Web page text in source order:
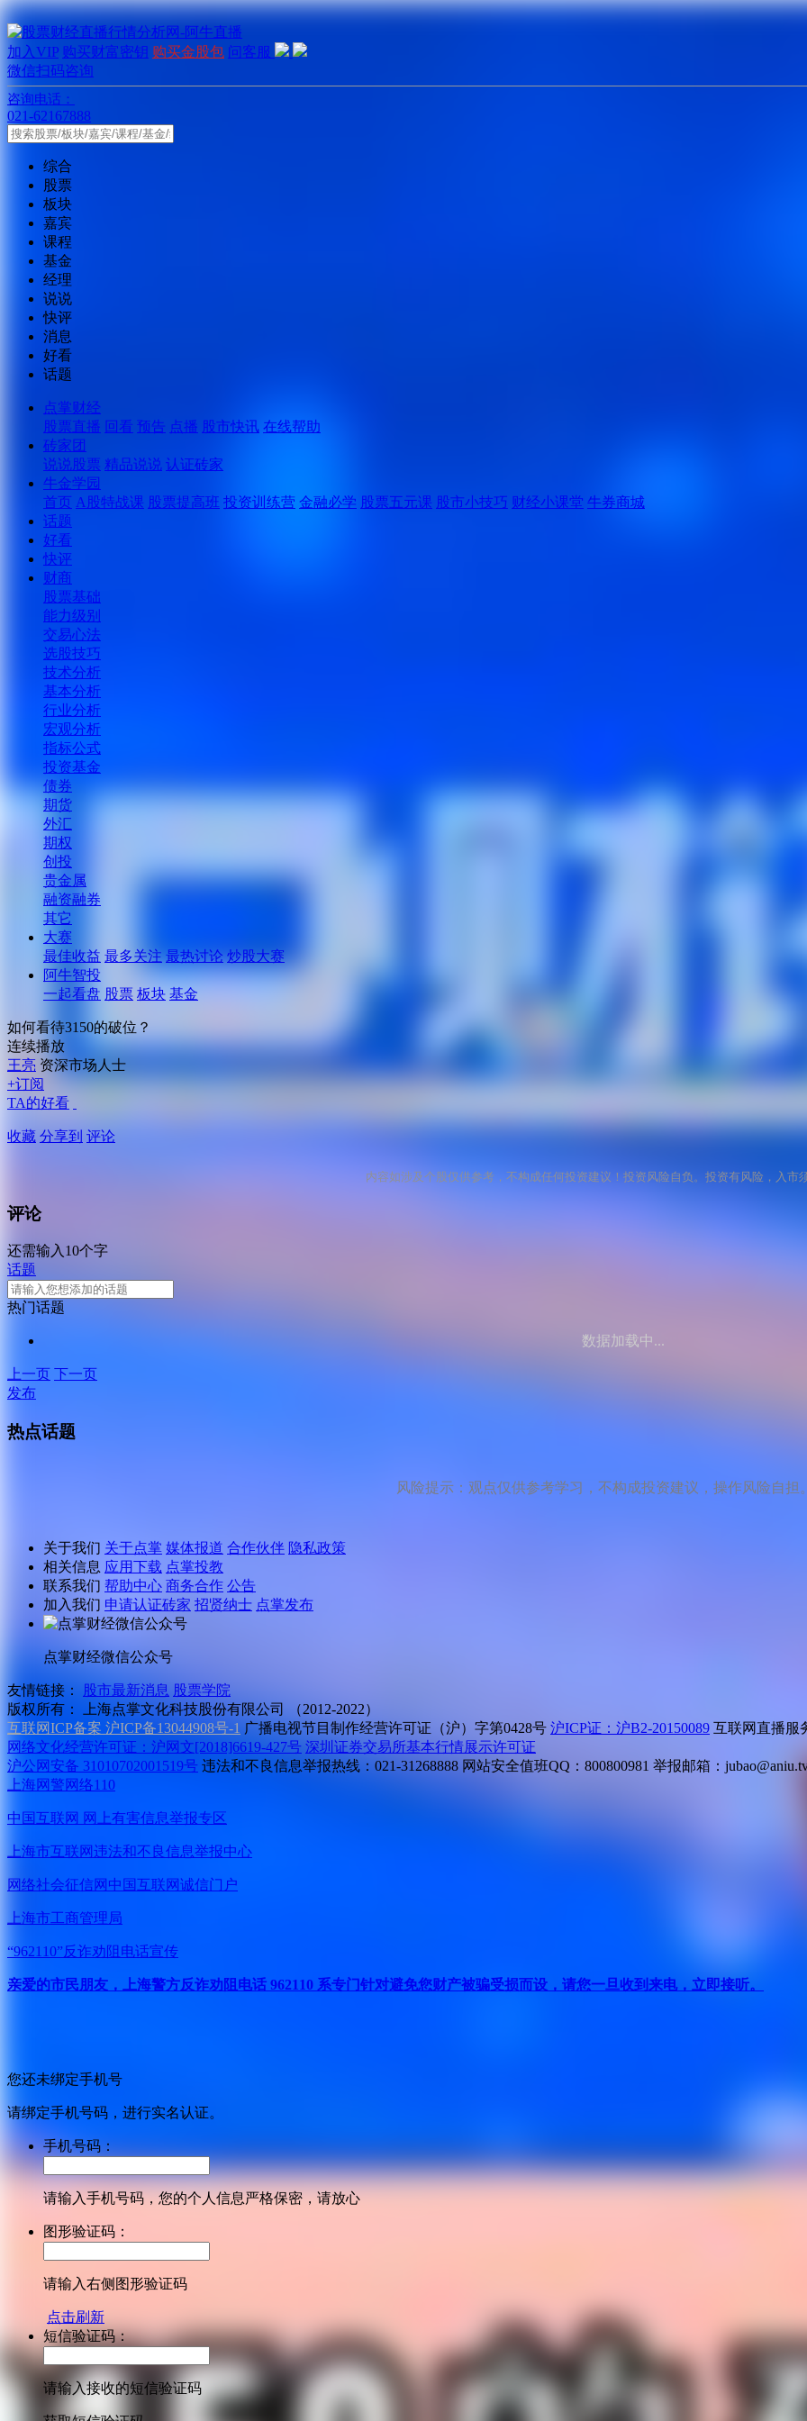
加入VIP 购买财富密钥 购买金股包 问客服
微信扫码咨询
咨询电话：
021-62167888
综合
股票
板块
嘉宾
课程
基金
经理
说说
快评
消息
好看
话题
点掌财经
股票直播 回看 预告 点播 股市快讯 在线帮助
砖家团
说说股票 精品说说 认证砖家
牛金学园
首页 A股特战课 股票提高班 投资训练营 金融必学 股票五元课 股市小技巧 财经小课堂 牛券商城
话题
好看
快评
财商
股票基础
能力级别
交易心法
选股技巧
技术分析
基本分析
行业分析
宏观分析
指标公式
投资基金
债券
期货
外汇
期权
创投
贵金属
融资融券
其它
大赛
最佳收益 最多关注 最热讨论 炒股大赛
阿牛智投
一起看盘 股票 板块 基金
如何看待3150的破位？
连续播放
王亮 资深市场人士
+订阅
TA的好看
收藏 分享到 评论
内容如涉及个股仅供参考，不构成任何投资建议！投资风险自负。投资有风险，入市
评论
还需输入10个字
话题
热门话题
数据加载中...
上一页 下一页
发布
热点话题
风险提示：观点仅供参考学习，不构成投资建议，操作风险自担
关于我们 关于点掌 媒体报道 合作伙伴 隐私政策
相关信息 应用下载 点掌投教
联系我们 帮助中心 商务合作 公告
加入我们 申请认证砖家 招贤纳士 点掌发布
点掌财经微信公众号
友情链接： 股市最新消息 股票学院
版权所有：
上海点掌文化科技股份有限公司 （2012-2022）
互联网ICP备案 沪ICP备13044908号-1 广播电视节目制作经营许可证（沪）字第0428号 沪ICP证：沪B2-20150089 互联网直播服
网络文化经营许可证：沪网文[2018]6619-427号 深圳证券交易所基本行情展示许可证
沪公网安备 31010702001519号 违法和不良信息举报热线：021-31268888 网站安全值班QQ：800800981 举报邮箱：
上海网警网络110
中国互联网 网上有害信息举报专区
上海市互联网违法和不良信息举报中心
网络社会征信网 中国互联网诚信门户
上海市工商管理局
“962110”反诈劝阻电话宣传
亲爱的市民朋友，上海警方反诈劝阻电话 962110 系专门针对避免您财产被骗受损而设，请您一旦收到来电，立即接听。
您还未绑定手机号
请绑定手机号码，进行实名认证。
手机号码：
请输入手机号码，您的个人信息严格保密，请放心
图形验证码：
请输入右侧图形验证码
点击刷新
短信验证码：
请输入接收的短信验证码